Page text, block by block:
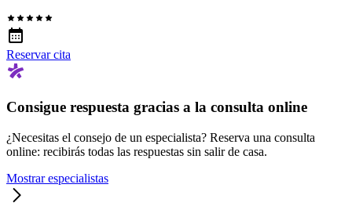
Reservar cita
Consigue respuesta gracias a la consulta online
¿Necesitas el consejo de un especialista? Reserva una consulta
online: recibirás todas las respuestas sin salir de casa.
Mostrar especialistas